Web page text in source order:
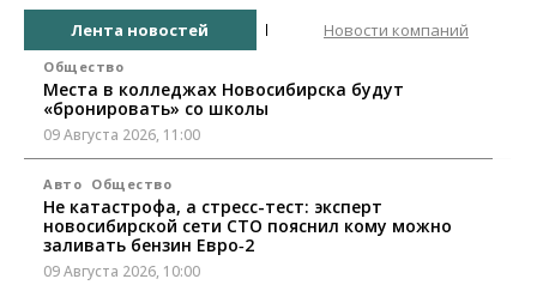
Лента новостей Новости компаний
Общество
Места в колледжах Новосибирска будут
«бронировать» со школы
09 Августа 2026, 11:00
Авто Общество
Не катастрофа, а стресс-тест: эксперт
новосибирской сети СТО пояснил кому можно
заливать бензин Евро‑2
09 Августа 2026, 10:00